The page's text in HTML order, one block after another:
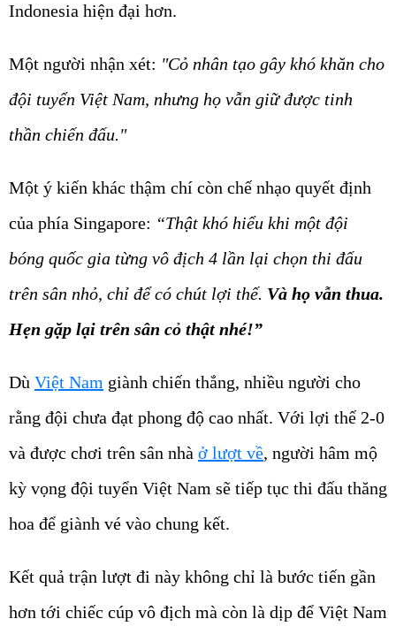
Indonesia hiện đại hơn.
Một người nhận xét: "Cỏ nhân tạo gây khó khăn cho
đội tuyển Việt Nam, nhưng họ vẫn giữ được tinh
thần chiến đấu."
Một ý kiến khác thậm chí còn chế nhạo quyết định
của phía Singapore: “Thật khó hiểu khi một đội
bóng quốc gia từng vô địch 4 lần lại chọn thi đấu
trên sân nhỏ, chỉ để có chút lợi thế. Và họ vẫn thua.
Hẹn gặp lại trên sân cỏ thật nhé!”
Dù Việt Nam giành chiến thắng, nhiều người cho
rằng đội chưa đạt phong độ cao nhất. Với lợi thế 2-0
và được chơi trên sân nhà ở lượt về, người hâm mộ
kỳ vọng đội tuyển Việt Nam sẽ tiếp tục thi đấu thăng
hoa để giành vé vào chung kết.
Kết quả trận lượt đi này không chỉ là bước tiến gần
hơn tới chiếc cúp vô địch mà còn là dịp để Việt Nam